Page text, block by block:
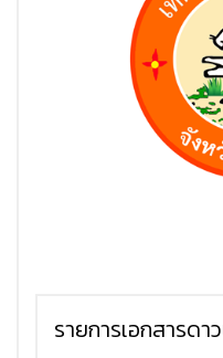
รายการเอกสารดา